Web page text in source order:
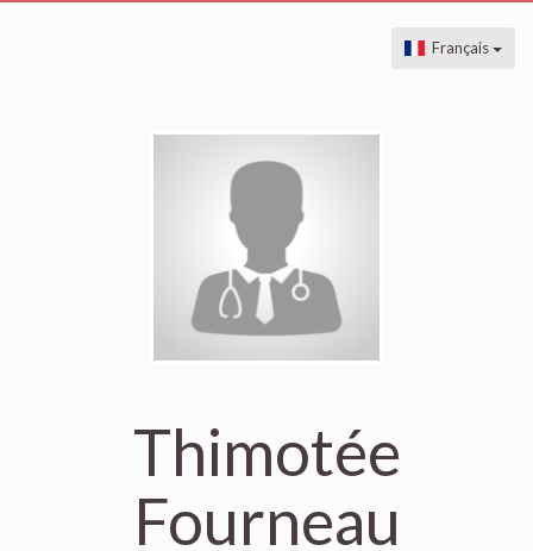
Français
Thimotée
Fourneau